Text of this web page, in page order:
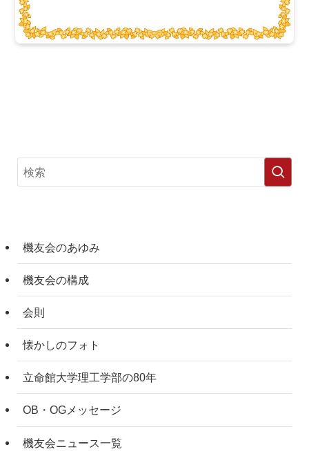
機友会のあゆみ
機友会の構成
会則
懐かしのフォト
立命館大学理工学部の80年
OB・OGメッセージ
機友会ニュース一覧